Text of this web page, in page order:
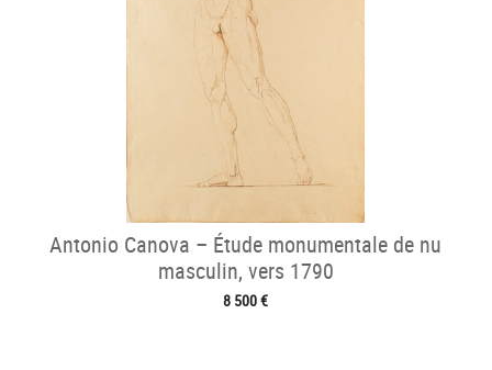
Antonio Canova – Étude monumentale de nu
masculin, vers 1790
8 500 €